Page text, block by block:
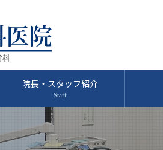
院長・スタッフ紹介